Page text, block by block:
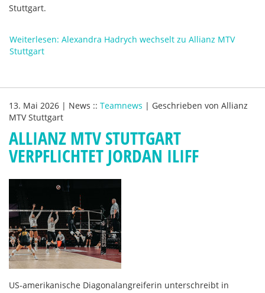
Stuttgart.
Weiterlesen: Alexandra Hadrych wechselt zu Allianz MTV
Stuttgart
13. Mai 2026 | News :: Teamnews | Geschrieben von Allianz
MTV Stuttgart
ALLIANZ MTV STUTTGART
VERPFLICHTET JORDAN ILIFF
US-amerikanische Diagonalangreiferin unterschreibt in